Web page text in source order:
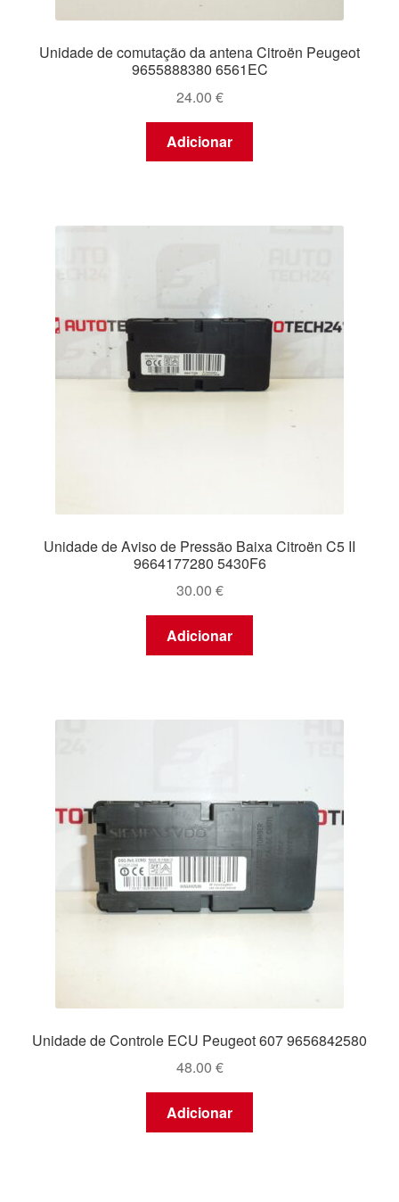
Unidade de comutação da antena Citroën Peugeot
9655888380 6561EC
24.00 €
Adicionar
Unidade de Aviso de Pressão Baixa Citroën C5 II
9664177280 5430F6
30.00 €
Adicionar
Unidade de Controle ECU Peugeot 607 9656842580
48.00 €
Adicionar